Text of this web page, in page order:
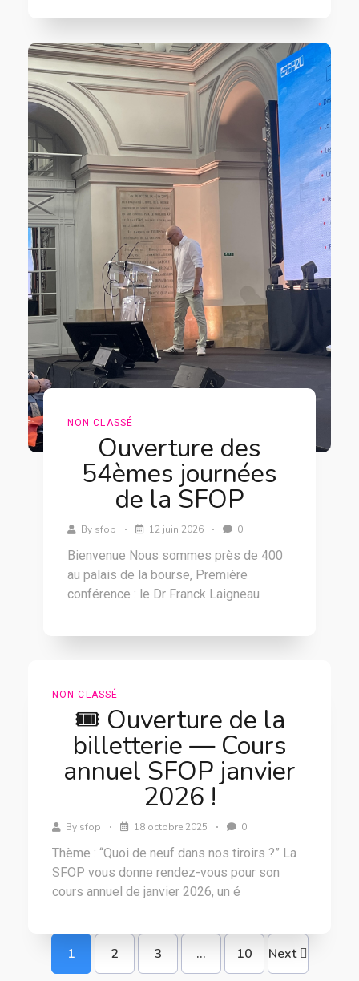
NON CLASSÉ
Ouverture des
54èmes journées
de la SFOP
By sfop 12 juin 2026 0
Bienvenue Nous sommes près de 400
au palais de la bourse, Première
conférence : le Dr Franck Laigneau
NON CLASSÉ
🎟️ Ouverture de la
billetterie — Cours
annuel SFOP janvier
2026 !
By sfop 18 octobre 2025 0
Thème : “Quoi de neuf dans nos tiroirs ?” La
SFOP vous donne rendez-vous pour son
cours annuel de janvier 2026, un é
1 2 3 … 10 Next